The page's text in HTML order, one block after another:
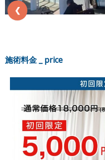
❮
施術料金 _ price